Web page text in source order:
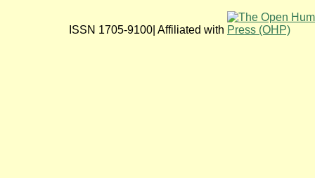
ISSN 1705-9100| Affiliated with